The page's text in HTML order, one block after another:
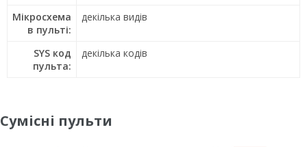
Мікросхема
в пульті:
декілька видів
SYS код
пульта:
декілька кодів
Сумісні пульти